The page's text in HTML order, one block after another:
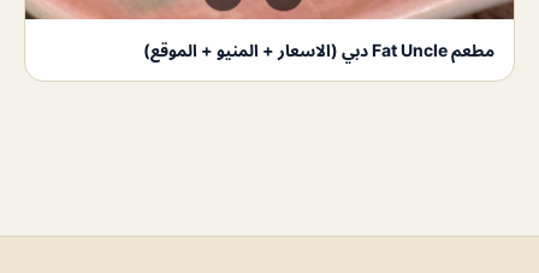
مطعم Fat Uncle دبي (الاسعار + المنيو + الموقع)